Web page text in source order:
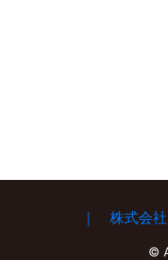
｜ 株式会
©